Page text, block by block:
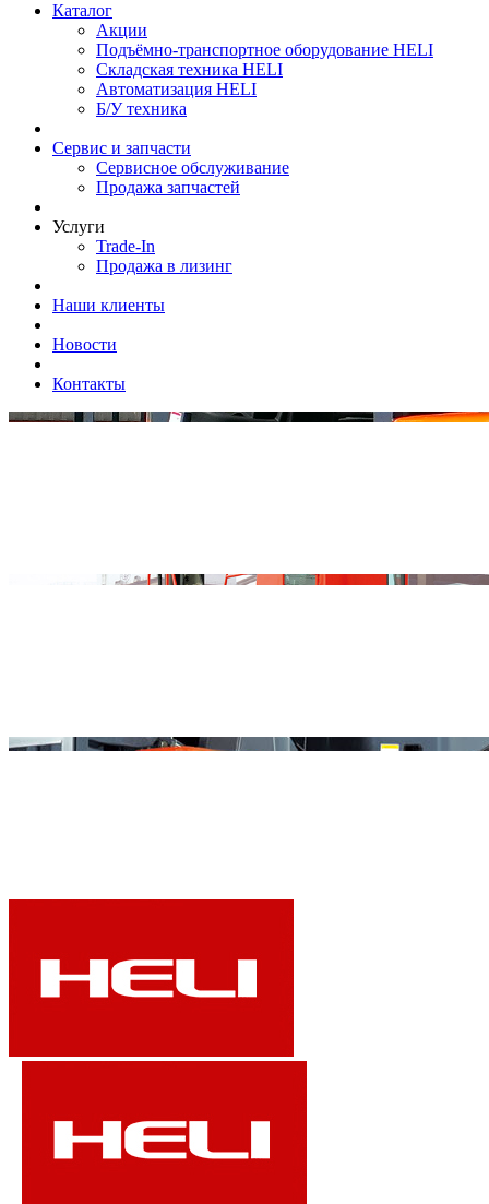
Каталог
Акции
Подъёмно-транспортное оборудование HELI
Складская техника HELI
Автоматизация HELI
Б/У техника
Сервис и запчасти
Сервисное обслуживание
Продажа запчастей
Услуги
Trade-In
Продажа в лизинг
Наши клиенты
Новости
Контакты